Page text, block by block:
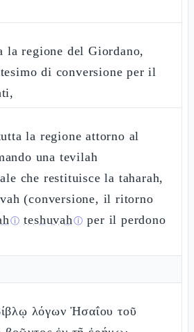
la regione del Giordano,
di conversione per il
la regione attorno al
una tevilah
che restituisce la taharah,
(conversione, il ritorno
ⓘ teshuvahⓘ per il perdono
λόγων Ἠσαΐου τοῦ